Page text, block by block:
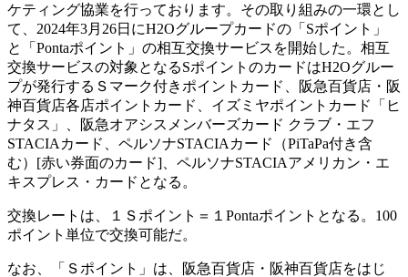
ケティング協業を行っております。その取り組みの一環とし
て、2024年3月26日にH2Oグループカードの「Sポイント」
と「Pontaポイント」の相互交換サービスを開始した。相互
交換サービスの対象となるSポイントのカードはH2Oグルー
プが発行するＳマーク付きポイントカード、阪急百貨店・阪
神百貨店各店ポイントカード、イズミヤポイントカード「ヒ
ナタス」、阪急オアシスメンバーズカード クラブ・エフ
STACIAカード、ペルソナSTACIAカード（PiTaPa付き含
む）[赤い券面のカード]、ペルソナSTACIAアメリカン・エ
キスプレス・カードとなる。
交換レートは、１Ｓポイント＝１Pontaポイントとなる。100
ポイント単位で交換可能だ。
なお、「Ｓポイント」は、阪急百貨店・阪神百貨店をはじ